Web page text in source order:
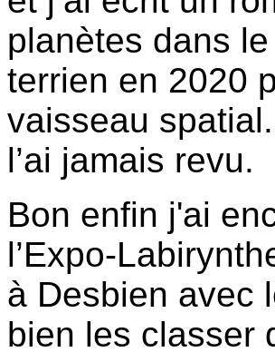
planètes dans
terrien en 2020
vaisseau
l’ai jamais revu.
Bon enfin j'ai
l’Expo-
à Desbien avec
bien les classer